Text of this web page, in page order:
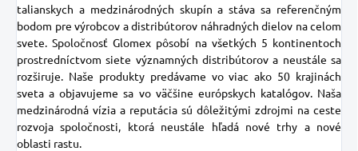
talianskych a medzinárodných skupín a stáva sa referenčným
bodom pre výrobcov adistribútorov náhradných dielov na celom
svete.Spoločnosť Glomex pôsobí na všetkých 5 kontinentoch
prostredníctvom siete významných distribútorov a neustále sa
rozširuje. Naše produkty predávame vo viac ako 50 krajinách
sveta a objavujeme sa vo väčšine európskych katalógov. Naša
medzinárodná vízia a reputácia sú dôležitými zdrojmi na ceste
rozvoja spoločnosti, ktorá neustále hľadá nové trhy a nové
oblasti rastu.